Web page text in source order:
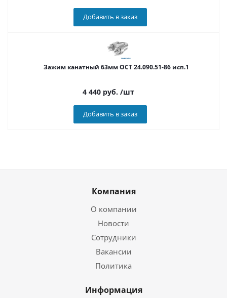
Добавить в заказ
Зажим канатный 63мм ОСТ 24.090.51-86 исп.1
4 440 руб. /шт
Добавить в заказ
Компания
О компании
Новости
Сотрудники
Вакансии
Политика
Информация